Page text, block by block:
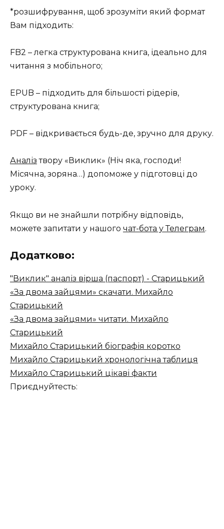
*розшифрування, щоб зрозуміти який формат
Вам підходить:
FB2 – легка структурована книга, ідеально для
читання з мобільного;
EPUB – підходить для більшості рідерів,
структурована книга;
PDF – відкривається будь-де, зручно для друку.
Аналіз твору «Виклик» (Ніч яка, господи!
Місячна, зоряна…) допоможе у підготовці до
уроку.
Якщо ви не знайшли потрібну відповідь,
можете запитати у нашого чат-бота у Телеграм.
Додатково:
"Виклик" аналіз вірша (паспорт) - Старицький
«За двома зайцями» скачати. Михайло
Старицький
«За двома зайцями» читати. Михайло
Старицький
Михайло Старицький біографія коротко
Михайло Старицький хронологічна таблиця
Михайло Старицький цікаві факти
Приєднуйтесть: